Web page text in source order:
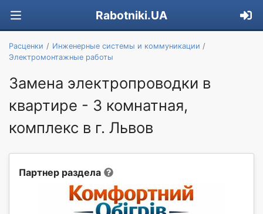
Rabotniki.UA
Расценки
Инженерные системы и коммуникации
Электромонтажные работы
Замена электропроводки в
квартире - 3 комнатная,
комплекс в г. Львов
Партнер раздела